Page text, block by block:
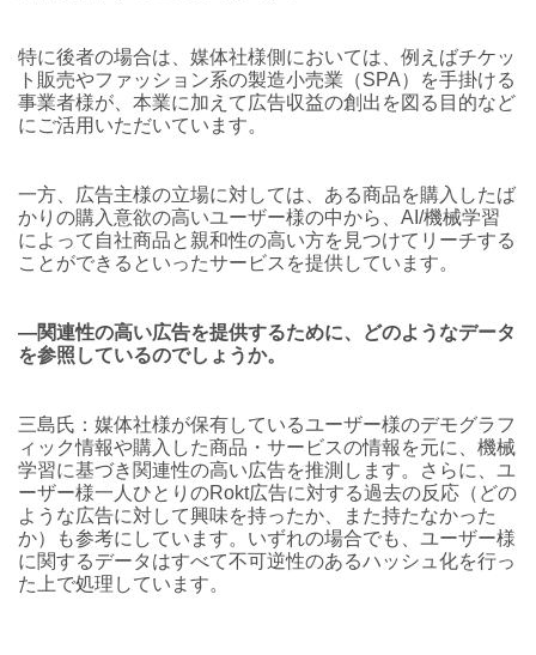
特に後者の場合は、媒体社様側においては、例えばチケッ
ト販売やファッション系の製造小売業（SPA）を手掛ける
事業者様が、本業に加えて広告収益の創出を図る目的など
にご活用いただいています。
一方、広告主様の立場に対しては、ある商品を購入したば
かりの購入意欲の高いユーザー様の中から、AI/機械学習
によって自社商品と親和性の高い方を見つけてリーチする
ことができるといったサービスを提供しています。
―関連性の高い広告を提供するために、どのようなデータ
を参照しているのでしょうか。
三島氏：媒体社様が保有しているユーザー様のデモグラフ
ィック情報や購入した商品・サービスの情報を元に、機械
学習に基づき関連性の高い広告を推測します。さらに、ユ
ーザー様一人ひとりのRokt広告に対する過去の反応（どの
ような広告に対して興味を持ったか、また持たなかった
か）も参考にしています。いずれの場合でも、ユーザー様
に関するデータはすべて不可逆性のあるハッシュ化を行っ
た上で処理しています。